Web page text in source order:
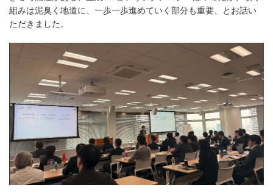
組みは泥臭く地道に、一歩一歩進めていく部分も重要、とお話い
ただきました。